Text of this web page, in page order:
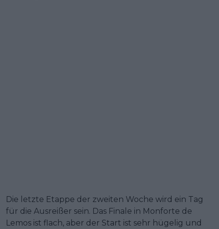
Die letzte Etappe der zweiten Woche wird ein Tag
für die Ausreißer sein. Das Finale in Monforte de
Lemos ist flach, aber der Start ist sehr hügelig und